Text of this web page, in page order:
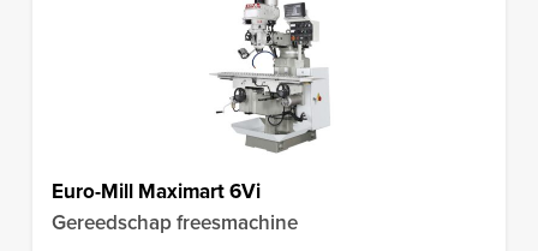
Euro-Mill Maximart 6Vi
Gereedschap freesmachine